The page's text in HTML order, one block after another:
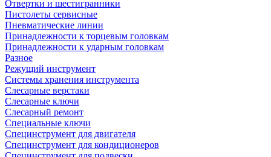
Отвертки и шестигранники
Пистолеты сервисные
Пневматические линии
Принадлежности к торцевым головкам
Принадлежности к ударным головкам
Разное
Режущий инструмент
Системы хранения инструмента
Слесарные верстаки
Слесарные ключи
Слесарный ремонт
Специальные ключи
Специнструмент для двигателя
Специнструмент для кондиционеров